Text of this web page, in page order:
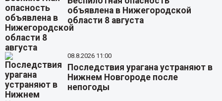
объявлена в Нижегородской
области 8 августа
08.8.2026 11:00
Последствия урагана устраняют в
Нижнем Новгороде после
непогоды